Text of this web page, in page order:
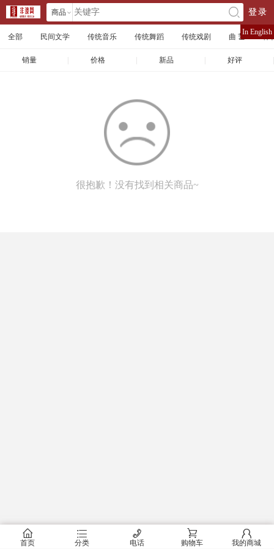
商品 󰄘 登录
全部 民间文学 传统音乐 传统舞蹈 传统戏剧 曲 艺 体
销量 价格 新品 好评
很抱歉！没有找到相关商品~
In English
󰂠
首页
󰂦
分类
󰄫
电话
󰂟
购物车
󰂢
我的商城